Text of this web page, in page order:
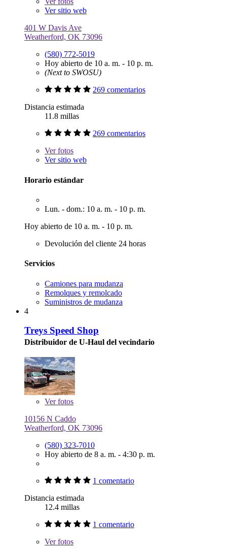
Ver sitio web
401 W Davis Ave
Weatherford, OK 73096
(580) 772-5019
Hoy abierto de 10 a. m. - 10 p. m.
(Next to SWOSU)
269 comentarios
Distancia estimada
11.8 millas
269 comentarios
Verfotos
Ver sitio web
Horario estándar
Lun. - dom.: 10 a. m. - 10 p. m.
Hoy abierto de 10 a. m. - 10 p. m.
Devolución del cliente 24 horas
Servicios
Camiones para mudanza
Remolques y remolcado
Suministros de mudanza
4
Treys Speed Shop
Distribuidor de U-Haul del vecindario
Verfotos
10156 N Caddo
Weatherford, OK 73096
(580) 323-7010
Hoy abierto de 8 a. m. - 4:30 p. m.
1 comentario
Distancia estimada
12.4 millas
1 comentario
Verfotos